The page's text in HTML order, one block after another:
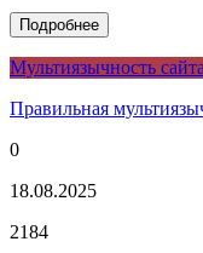
Подробнее
Мультиязычность
Правильная
0
18.08.2025
2184